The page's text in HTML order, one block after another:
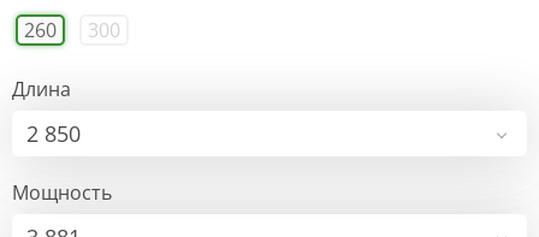
260
300
Длина
2 850
Мощность